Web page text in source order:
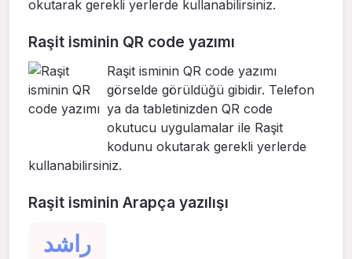
okutarak gerekli yerlerde kullanabilirsiniz.
Raşit isminin QR code yazımı
Raşit isminin QR code yazımı
görselde görüldüğü gibidir. Telefon
ya da tabletinizden QR code
okutucu uygulamalar ile Raşit
kodunu okutarak gerekli yerlerde
kullanabilirsiniz.
Raşit isminin Arapça yazılışı
راشد